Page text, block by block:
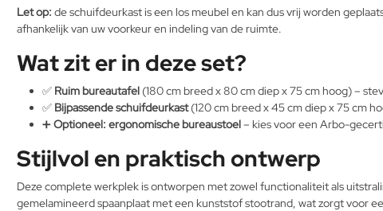
Let op: de schuifdeurkast is een los meubel en kan dus vrij worden
afhankelijk van uw voorkeur en indeling van de ruimte.
Wat zit er in deze set?
✅ Ruim bureautafel (180 cm breed x 80 cm diep x 75 cm hoog) –
✅ Bijpassende schuifdeurkast(120 cm breed x 45 cm diep x 75 cm
➕ Optioneel: ergonomische bureaustoel– kies voor een Arbo-
Stijlvol en praktisch ontwerp
Deze complete werkplek is ontworpen met zowel functionaliteit als
gemelamineerd spaanplaat met een kunststof stootrand, wat zorgt voor